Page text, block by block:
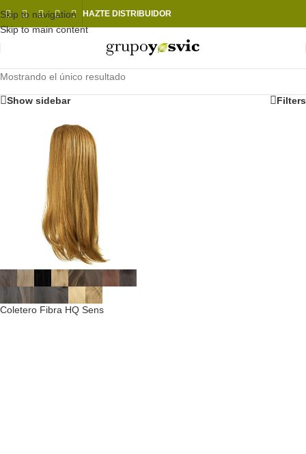
Skip to navigation
Skip to main content
HAZTE DISTRIBUIDOR
Mostrando el único resultado
Show sidebar Filters
Coletero Fibra HQ Sens